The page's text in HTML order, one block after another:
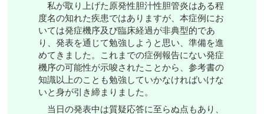
私が取り上げた原発性胆汁性胆管炎はある程
度名の知れた疾患ではありますが、本症例にお
いては発症機序及び臨床経過が非典型的であ
り、発表を通じて勉強しようと思い、準備を進
めてきました。これまでの症例報告にない発症
機序の可能性が示唆されたことから、参考書の
知識以上のことも勉強していかなければいけな
いと身が引き締まりました。
当日の発表中は質疑応答に至らぬ点もあり、